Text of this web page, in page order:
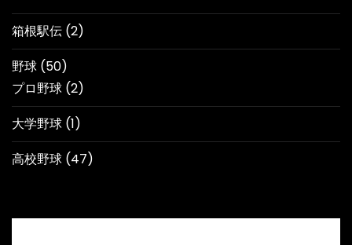
箱根駅伝 (2)
野球 (50)
プロ野球 (2)
大学野球 (1)
高校野球 (47)